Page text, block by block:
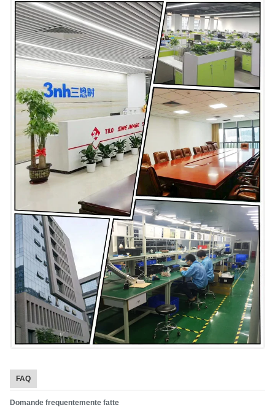
FAQ
Domande frequentemente fatte